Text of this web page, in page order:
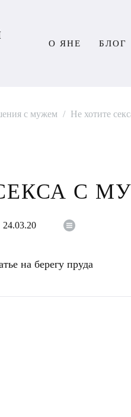
О ЯНЕ БЛОГ
с мужем / Не хотите
С
24.03.20